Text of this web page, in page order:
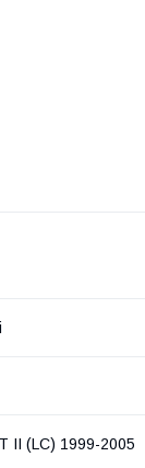
II (LC) 1999-2005